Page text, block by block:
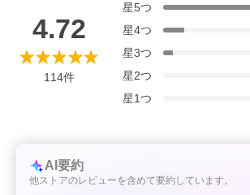
4.72
114件
星5つ
星4つ
星3つ
星2つ
星1つ
AI要約
他ストアのレビューを含めて要約しています。